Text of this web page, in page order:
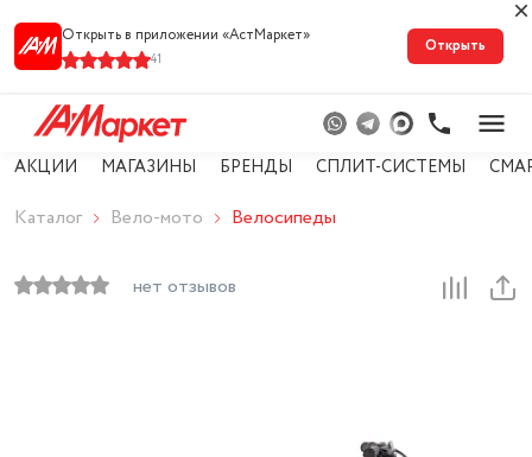
Открыть в приложении «АстМарке‪т‬»
41
Открыть
АКЦИИ МАГАЗИНЫ БРЕНДЫ СПЛИТ-СИСТЕМЫ
Каталог Вело-мото Велосипеды
нет отзывов